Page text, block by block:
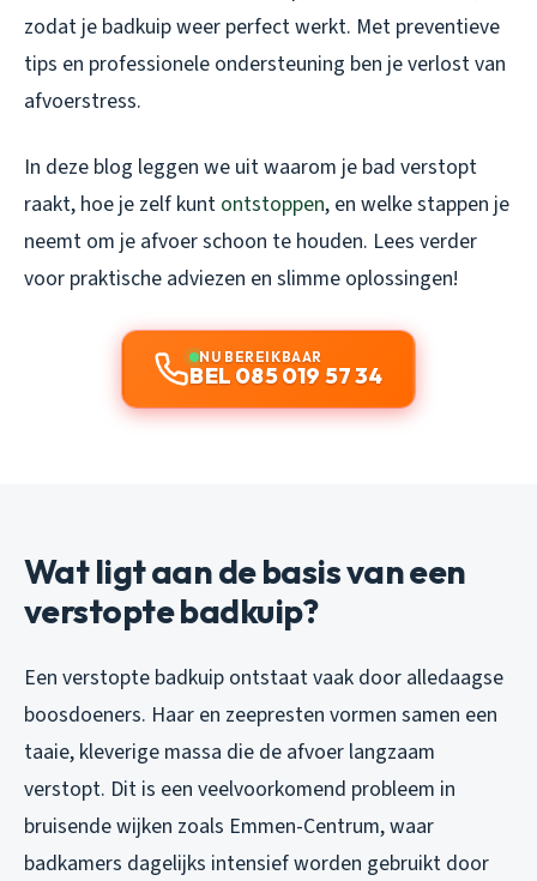
zodat je badkuip weer perfect werkt. Met preventieve
tips en professionele ondersteuning ben je verlost van
afvoerstress.
In deze blog leggen we uit waarom je bad verstopt
raakt, hoe je zelf kunt ontstoppen, en welke stappen je
neemt om je afvoer schoon te houden. Lees verder
voor praktische adviezen en slimme oplossingen!
NU BEREIKBAAR
BEL 085 019 57 34
Wat ligt aan de basis van een
verstopte badkuip?
Een verstopte badkuip ontstaat vaak door alledaagse
boosdoeners. Haar en zeepresten vormen samen een
taaie, kleverige massa die de afvoer langzaam
verstopt. Dit is een veelvoorkomend probleem in
bruisende wijken zoals Emmen-Centrum, waar
badkamers dagelijks intensief worden gebruikt door